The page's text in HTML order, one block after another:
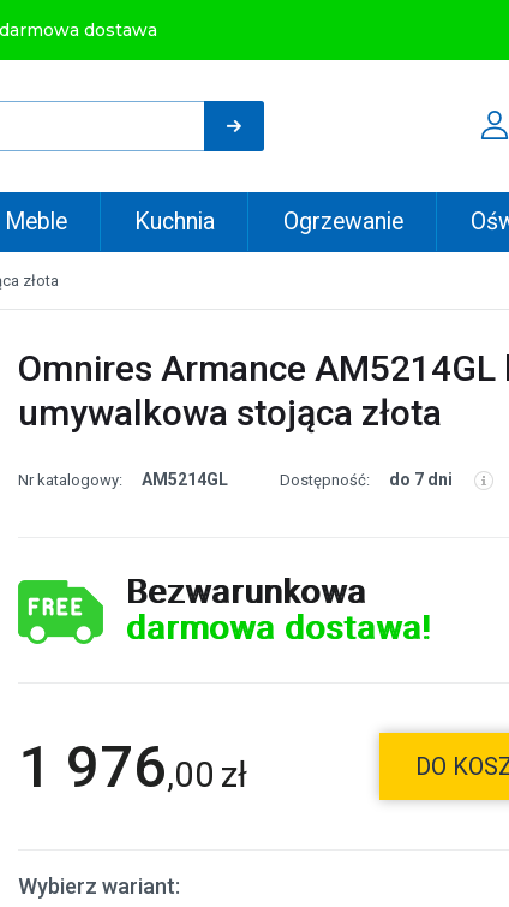
dostawa
Meble Kuchnia Ogrzewanie
złota
Omnires Armance AM5214GL
umywalkowa stojąca złota
Nr katalogowy: AM5214GL Dostępność: do 7 dni
Bezwarunkowa
darmowa dostawa!
1 976,00 zł DO
Wybierz wariant: